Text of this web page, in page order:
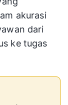
akurasi
dari
ke tugas